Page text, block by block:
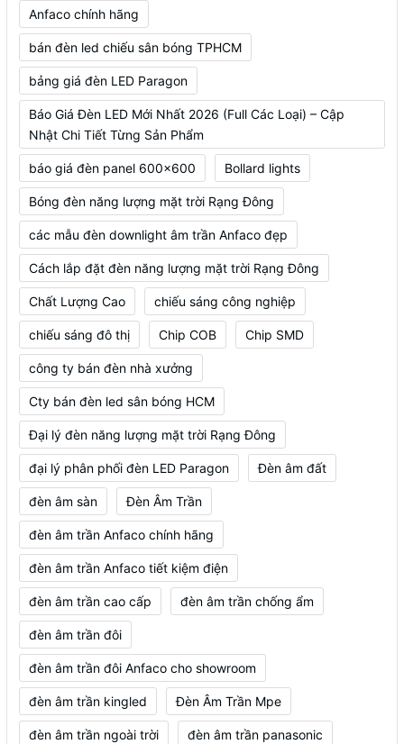
Anfaco chính hãng
bán đèn led chiếu sân bóng TPHCM
bảng giá đèn LED Paragon
Báo Giá Đèn LED Mới Nhất 2026 (Full Các Loại) – Cập
Nhật Chi Tiết Từng Sản Phẩm
báo giá đèn panel 600x600 Bollard lights
Bóng đèn năng lượng mặt trời Rạng Đông
các mẫu đèn downlight âm trần Anfaco đẹp
Cách lắp đặt đèn năng lượng mặt trời Rạng Đông
Chất Lượng Cao chiếu sáng công nghiệp
chiếu sáng đô thị Chip COB Chip SMD
công ty bán đèn nhà xưởng
Cty bán đèn led sân bóng HCM
Đại lý đèn năng lượng mặt trời Rạng Đông
đại lý phân phối đèn LED Paragon Đèn âm đất
đèn âm sàn Đèn Âm Trần
đèn âm trần Anfaco chính hãng
đèn âm trần Anfaco tiết kiệm điện
đèn âm trần cao cấp đèn âm trần chống ẩm
đèn âm trần đôi
đèn âm trần đôi Anfaco cho showroom
đèn âm trần kingled Đèn Âm Trần Mpe
đèn âm trần ngoài trời đèn âm trần panasonic